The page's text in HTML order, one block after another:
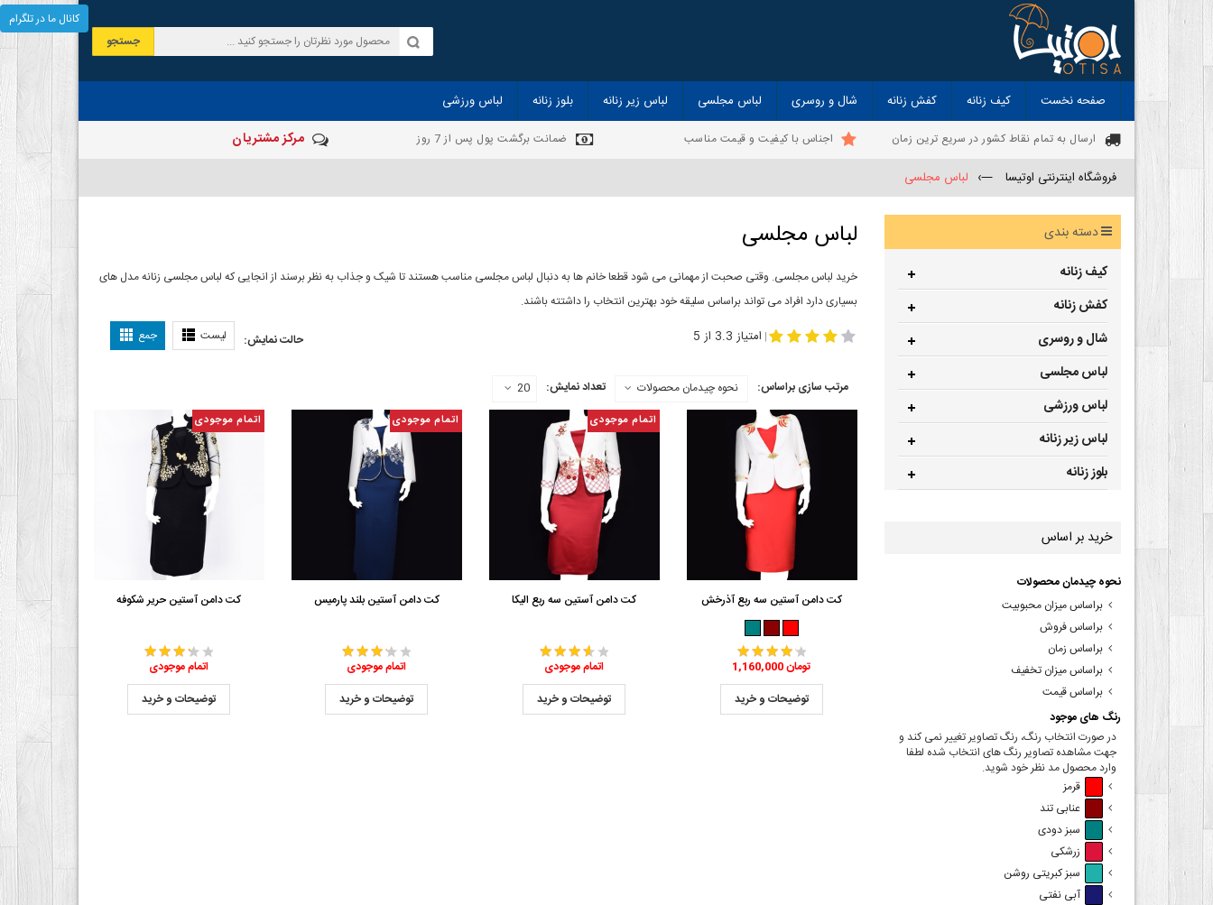
جستجو
صفحه نخست کیف زنانه کفش زنانه شال و روسری لباس مجلسی لباس زیر زنانه بلوز زنانه لباس ورزشی
ارسال به تمام نقاط کشور در سریع ترین زمان اجناس با کیفیت و قیمت مناسب ضمانت برگشت پول پس از 7 روز مرکز مشتریان
فروشگاه اینترنتی اوتیسا —› لباس مجلسی
لباس مجلسی
خرید لباس مجلسی. وقتی صحبت از مهمانی می شود قطعا خانم ها به دنبال لباس مجلسی مناسب هستند تا شیک و جذاب به نظر برسند از انجایی که لباس مجلسی زنانه مدل های
بسیاری دارد افراد می تواند براساس سلیقه خود بهترین انتخاب را داشتته باشند.
حالت نمایش: لیست جمع | امتیاز 3.3 از 5
مرتب سازی براساس: نحوه چیدمان محصولات تعداد نمایش: 20
کت دامن آستین سه ربع آذرخش
1,160,000 تومان
توضیحات و خرید
اتمام موجودی
کت دامن آستین سه ربع الیکا
اتمام موجودی
توضیحات و خرید
اتمام موجودی
کت دامن آستین بلند پارمیس
اتمام موجودی
توضیحات و خرید
اتمام موجودی
کت دامن آستین حریر شکوفه
اتمام موجودی
توضیحات و خرید
دسته بندی
کیف زنانه
کفش زنانه
شال و روسری
لباس مجلسی
لباس ورزشی
لباس زیر زنانه
بلوز زنانه
خرید بر اساس
نحوه چیدمان محصولات
براساس میزان محبوبیت
براساس فروش
براساس زمان
براساس میزان تخفیف
براساس قیمت
رنگ های موجود
در صورت انتخاب رنگ، رنگ تصاویر تغییر نمی کند و
جهت مشاهده تصاویر رنگ های انتخاب شده لطفا
وارد محصول مد نظر خود شوید.
قرمز
عنابی تند
سبز دودی
زرشکی
سبز کبریتی روشن
آبی نفتی
کانال ما در تلگرام